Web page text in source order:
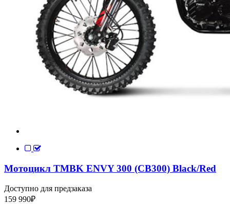
Мотоцикл TMBK ENVY 300 (CB300) Black/Red
Доступно для предзаказа
159 990₽